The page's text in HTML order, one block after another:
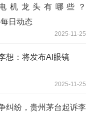
机龙头有哪些？
每日动态
2025-11-25
想：将发布AI眼镜
2025-11-25
纠纷，贵州茅台起诉李